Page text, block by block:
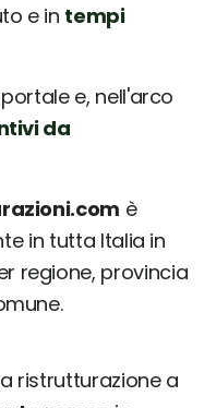
e in tempi
e, nell'arco
da
è
in tutta Italia in
regione, provincia
ristrutturazione a